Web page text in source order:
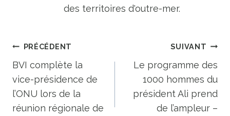
des territoires d'outre-mer.
Navigation
de
l’article
PRÉCÉDENT
BVI complète la
vice-présidence de
l’ONU lors de la
réunion régionale de
SUIVANT
Le programme des
1000 hommes du
président Ali prend
de l’ampleur –